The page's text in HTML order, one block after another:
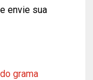
envie sua
grama